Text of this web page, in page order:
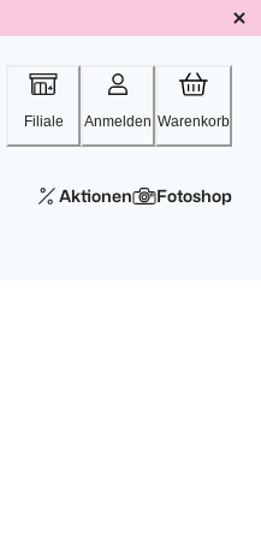
Filiale Anmelden Warenkorb
Aktionen Fotoshop